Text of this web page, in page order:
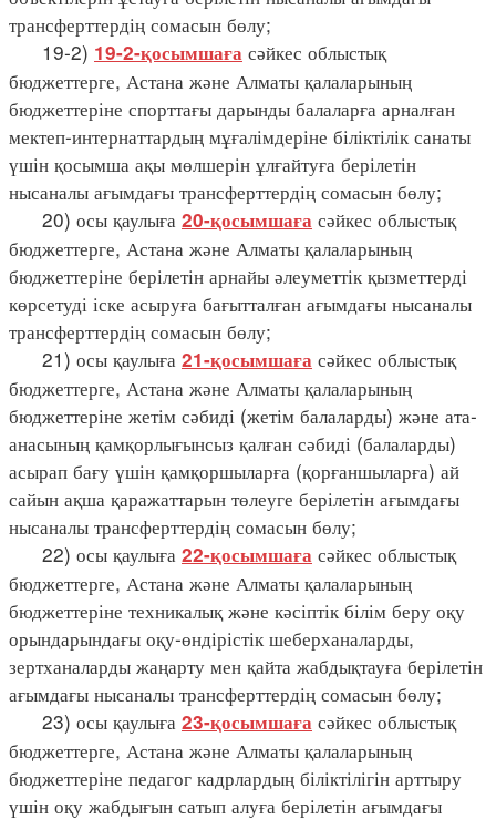
трансферттердің сомасын бөлу;
19-2) 19-2-қосымшаға сәйкес облыстық
бюджеттерге, Астана және Алматы қалаларының
бюджеттеріне спорттағы дарынды балаларға арналған
мектеп-интернаттардың мұғалімдеріне біліктілік санаты
үшін қосымша ақы мөлшерін ұлғайтуға берілетін
нысаналы ағымдағы трансферттердің сомасын бөлу;
20) осы қаулыға 20-қосымшаға сәйкес облыстық
бюджеттерге, Астана және Алматы қалаларының
бюджеттеріне берілетін арнайы әлеуметтік қызметтерді
көрсетуді іске асыруға бағытталған ағымдағы нысаналы
трансферттердің сомасын бөлу;
21) осы қаулыға 21-қосымшаға сәйкес облыстық
бюджеттерге, Астана және Алматы қалаларының
бюджеттеріне жетім сәбиді (жетім балаларды) және ата-
анасының қамқорлығынсыз қалған сәбиді (балаларды)
асырап бағу үшін қамқоршыларға (қорғаншыларға) ай
сайын ақша қаражаттарын төлеуге берілетін ағымдағы
нысаналы трансферттердің сомасын бөлу;
22) осы қаулыға 22-қосымшаға сәйкес облыстық
бюджеттерге, Астана және Алматы қалаларының
бюджеттеріне техникалық және кәсіптік білім беру оқу
орындарындағы оқу-өндірістік шеберханаларды,
зертханаларды жаңарту мен қайта жабдықтауға берілетін
ағымдағы нысаналы трансферттердің сомасын бөлу;
23) осы қаулыға 23-қосымшаға сәйкес облыстық
бюджеттерге, Астана және Алматы қалаларының
бюджеттеріне педагог кадрлардың біліктілігін арттыру
үшін оқу жабдығын сатып алуға берілетін ағымдағы